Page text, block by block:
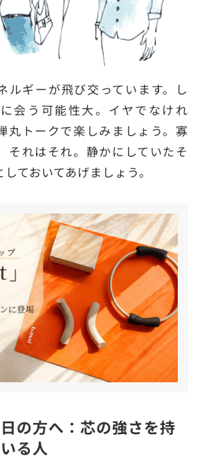
ルギーが飛び交っています。し
会う可能性大。イヤでなけれ
丸トークで楽しみましょう。寡
それはそれ。静かにしていたそ
ておいてあげましょう。
の方へ：芯の強さを持
る人